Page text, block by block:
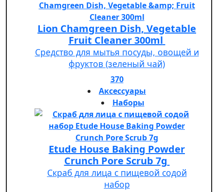
Lion Chamgreen Dish, Vegetable
Fruit Cleaner 300ml
Средство для мытья посуды, овощей и
фруктов (зеленый чай)
370
Аксессуары
Наборы
Etude House Baking Powder
Crunch Pore Scrub 7g
Скраб для лица с пищевой содой
набор